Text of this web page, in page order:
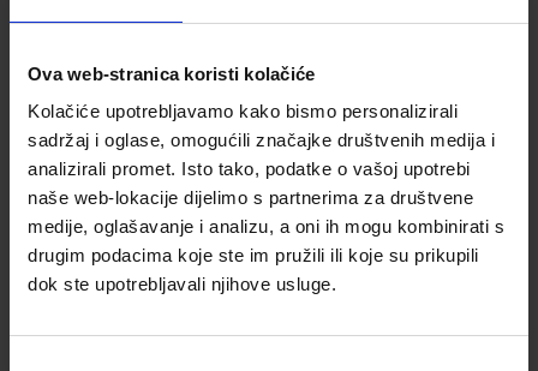
Ova web-stranica koristi kolačiće
Kolačiće upotrebljavamo kako bismo personalizirali
sadržaj i oglase, omogućili značajke društvenih medija i
analizirali promet. Isto tako, podatke o vašoj upotrebi
naše web-lokacije dijelimo s partnerima za društvene
medije, oglašavanje i analizu, a oni ih mogu kombinirati s
drugim podacima koje ste im pružili ili koje su prikupili
dok ste upotrebljavali njihove usluge.
na more
4+1 osobe Inventar
Plan
Prvi red uz more. Pogled na more.
2 Sobe
1 Kuhinja
Kupaonica
Uključeno u cijenu:
posteljina